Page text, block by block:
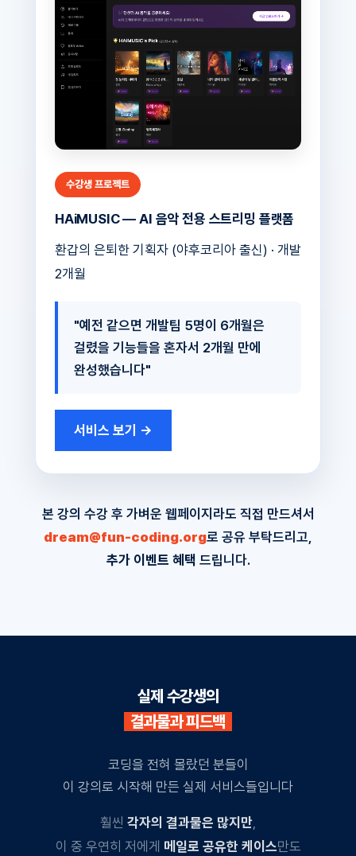
수강생 프로젝트
HAiMUSIC — AI 음악 전용 스트리밍 플랫폼
환갑의 은퇴한 기획자 (야후코리아 출신) · 개발
2개월
"예전 같으면 개발팀 5명이 6개월은
걸렸을 기능들을 혼자서 2개월 만에
완성했습니다"
서비스 보기 →
본 강의 수강 후 가벼운 웹페이지라도 직접 만드셔서
dream@fun-coding.org로 공유 부탁드리고,
추가 이벤트 혜택 드립니다.
실제 수강생의
결과물과 피드백
코딩을 전혀 몰랐던 분들이
이 강의로 시작해 만든 실제 서비스들입니다
훨씬 각자의 결과물은 많지만,
이 중 우연히 저에게 메일로 공유한 케이스만도